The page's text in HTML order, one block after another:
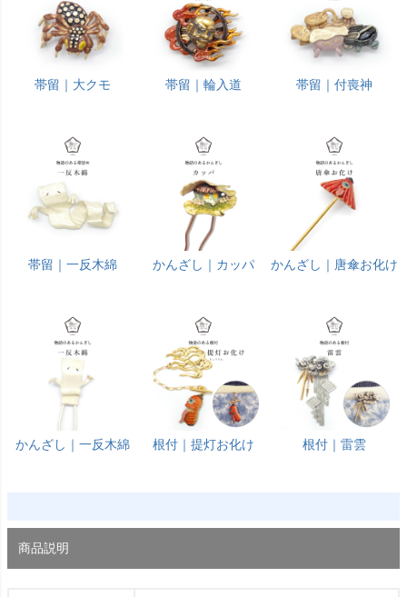
帯留｜大クモ 帯留｜輪入道 帯留｜付喪神
帯留｜一反木綿 かんざし｜カッパ かんざし｜唐傘お化け
かんざし｜一反木綿 根付｜提灯お化け 根付｜雷雲
商品説明